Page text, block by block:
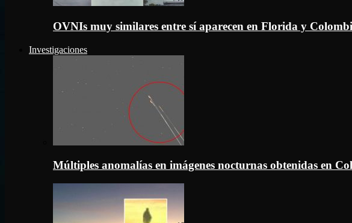
OVNIs muy similares entre sí aparecen en Florida y
Investigaciones
Múltiples anomalías en imágenes nocturnas obtenidas en